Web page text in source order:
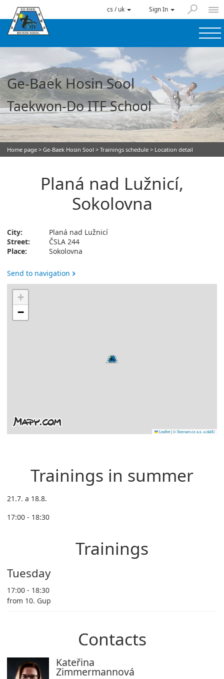
cs / uk Sign In
Ge-Baek Hosin Sool
Taekwon-Do ITF School
Home page > Ge-Baek Hosin Sool > Trainings schedule > Location detail
Planá nad Lužnicí,
Sokolovna
City:
Planá nad Lužnicí
Street:
ČSLA 244
Place:
Sokolovna
Send to navigation
+
−
Leaflet|© Seznam.cz a.s. a další
Trainings in summer
21.7. a 18.8.
17:00 - 18:30
Trainings
Tuesday
17:00 - 18:30
from 10. Gup
Contacts
Kateřina
Zimmermannová